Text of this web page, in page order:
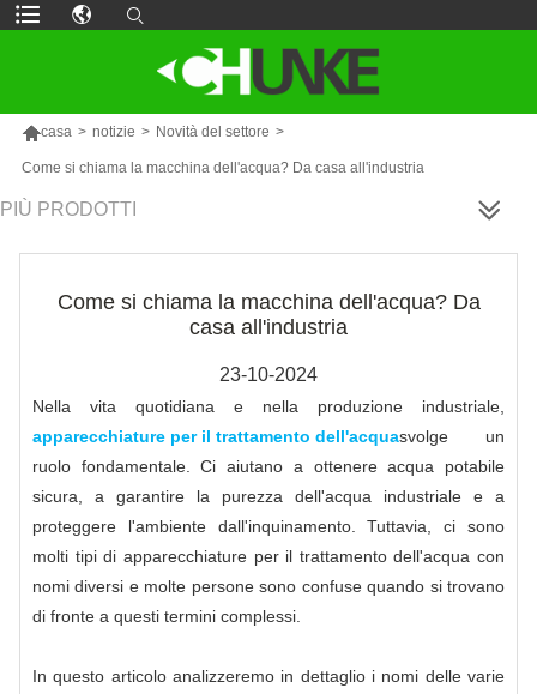
casa > notizie > Novità del settore >
Come si chiama la macchina dell'acqua? Da casa all'industria
PIÙ PRODOTTI
Come si chiama la macchina dell'acqua? Da
casa all'industria
23-10-2024
Nella vita quotidiana e nella produzione industriale,
apparecchiature per il trattamento dell'acquasvolge un
ruolo fondamentale. Ci aiutano a ottenere acqua potabile
sicura, a garantire la purezza dell'acqua industriale e a
proteggere l'ambiente dall'inquinamento. Tuttavia, ci sono
molti tipi di apparecchiature per il trattamento dell'acqua con
nomi diversi e molte persone sono confuse quando si trovano
di fronte a questi termini complessi.
In questo articolo analizzeremo in dettaglio i nomi delle varie